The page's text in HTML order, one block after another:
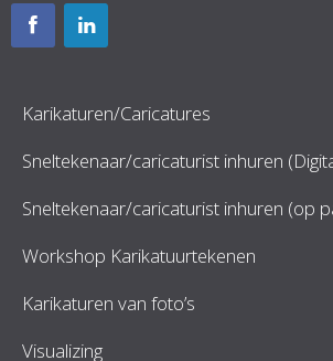
Karikaturen/Caricatures
Sneltekenaar/caricaturist inhuren
Sneltekenaar/caricaturist inhuren (op
Workshop Karikatuurtekenen
Karikaturen van foto’s
Visualizing